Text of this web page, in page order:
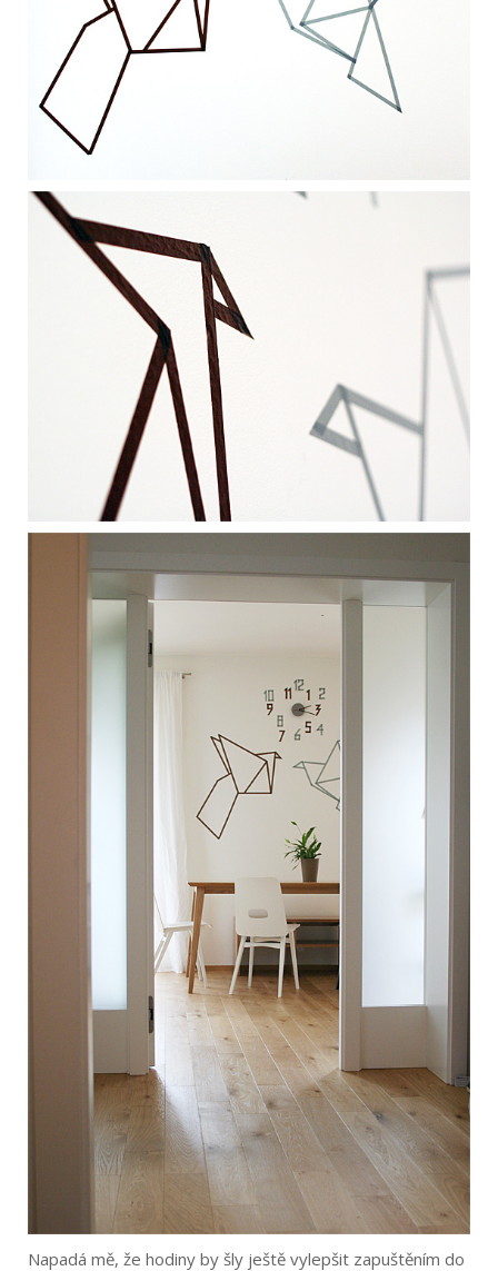
Napadá mě, že hodiny by šly ještě vylepšit zapuštěním do